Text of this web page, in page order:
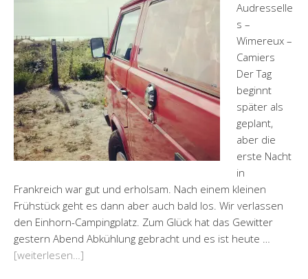
Audresselle
s –
Wimereux –
Camiers
Der Tag
beginnt
später als
geplant,
aber die
erste Nacht
in
Frankreich war gut und erholsam. Nach einem kleinen
Frühstück geht es dann aber auch bald los. Wir verlassen
den Einhorn-Campingplatz. Zum Glück hat das Gewitter
gestern Abend Abkühlung gebracht und es ist heute …
[weiterlesen…]